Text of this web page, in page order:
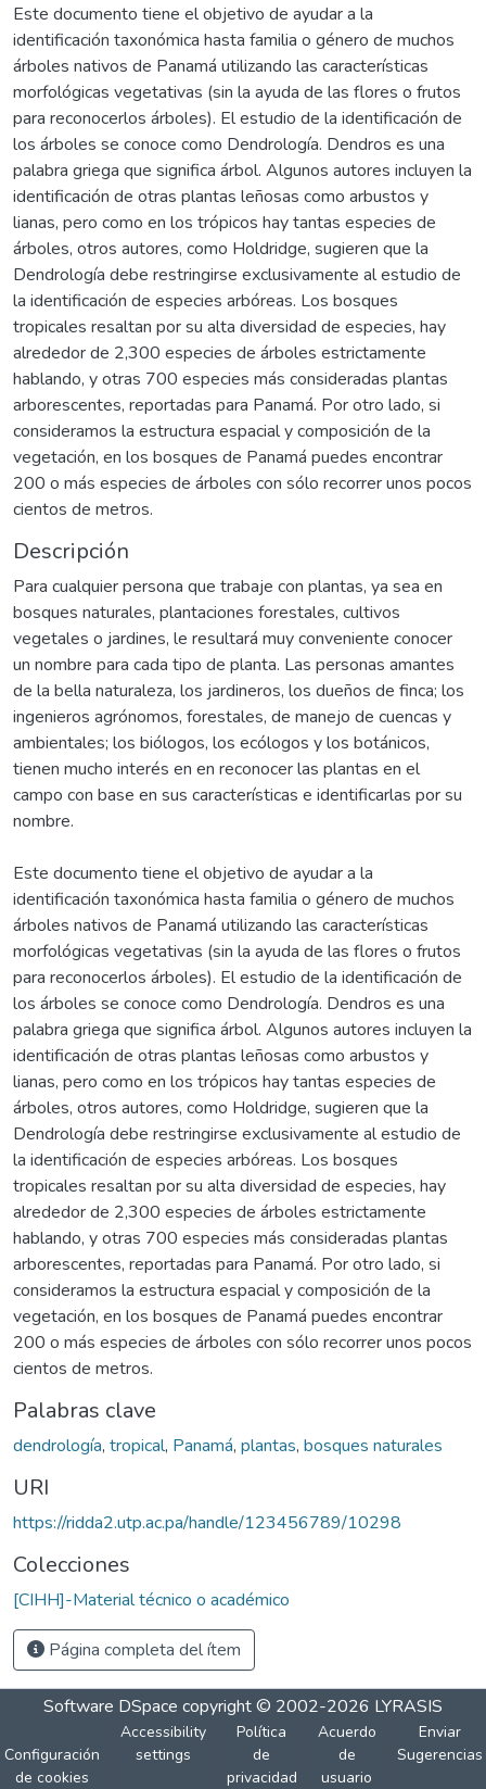
Este documento tiene el objetivo de ayudar a la
identificación taxonómica hasta familia o género de muchos
árboles nativos de Panamá utilizando las características
morfológicas vegetativas (sin la ayuda de las flores o frutos
para reconocerlos árboles). El estudio de la identificación de
los árboles se conoce como Dendrología. Dendros es una
palabra griega que significa árbol. Algunos autores incluyen la
identificación de otras plantas leñosas como arbustos y
lianas, pero como en los trópicos hay tantas especies de
árboles, otros autores, como Holdridge, sugieren que la
Dendrología debe restringirse exclusivamente al estudio de
la identificación de especies arbóreas. Los bosques
tropicales resaltan por su alta diversidad de especies, hay
alrededor de 2,300 especies de árboles estrictamente
hablando, y otras 700 especies más consideradas plantas
arborescentes, reportadas para Panamá. Por otro lado, si
consideramos la estructura espacial y composición de la
vegetación, en los bosques de Panamá puedes encontrar
200 o más especies de árboles con sólo recorrer unos pocos
cientos de metros.
Descripción
Para cualquier persona que trabaje con plantas, ya sea en
bosques naturales, plantaciones forestales, cultivos
vegetales o jardines, le resultará muy conveniente conocer
un nombre para cada tipo de planta. Las personas amantes
de la bella naturaleza, los jardineros, los dueños de finca; los
ingenieros agrónomos, forestales, de manejo de cuencas y
ambientales; los biólogos, los ecólogos y los botánicos,
tienen mucho interés en en reconocer las plantas en el
campo con base en sus características e identificarlas por su
nombre.
Este documento tiene el objetivo de ayudar a la
identificación taxonómica hasta familia o género de muchos
árboles nativos de Panamá utilizando las características
morfológicas vegetativas (sin la ayuda de las flores o frutos
para reconocerlos árboles). El estudio de la identificación de
los árboles se conoce como Dendrología. Dendros es una
palabra griega que significa árbol. Algunos autores incluyen la
identificación de otras plantas leñosas como arbustos y
lianas, pero como en los trópicos hay tantas especies de
árboles, otros autores, como Holdridge, sugieren que la
Dendrología debe restringirse exclusivamente al estudio de
la identificación de especies arbóreas. Los bosques
tropicales resaltan por su alta diversidad de especies, hay
alrededor de 2,300 especies de árboles estrictamente
hablando, y otras 700 especies más consideradas plantas
arborescentes, reportadas para Panamá. Por otro lado, si
consideramos la estructura espacial y composición de la
vegetación, en los bosques de Panamá puedes encontrar
200 o más especies de árboles con sólo recorrer unos pocos
cientos de metros.
Palabras clave
dendrología, tropical, Panamá, plantas, bosques naturales
URI
https://ridda2.utp.ac.pa/handle/123456789/10298
Colecciones
[CIHH]-Material técnico o académico
Página completa del ítem
Software DSpace copyright © 2002-2026 LYRASIS
Configuración
de cookies
Accessibility
settings
Política
de
privacidad
Acuerdo
de
usuario
Enviar
Sugerencias